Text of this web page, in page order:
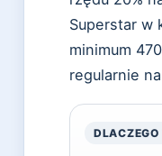
Superstar w
minimum
regularnie